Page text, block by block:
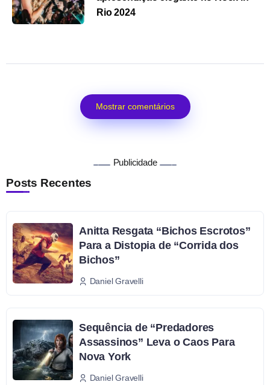
Rio 2024
Mostrar comentários
Publicidade
Posts Recentes
Anitta Resgata “Bichos Escrotos”
Para a Distopia de “Corrida dos
Bichos”
Daniel Gravelli
Sequência de “Predadores
Assassinos” Leva o Caos Para
Nova York
Daniel Gravelli